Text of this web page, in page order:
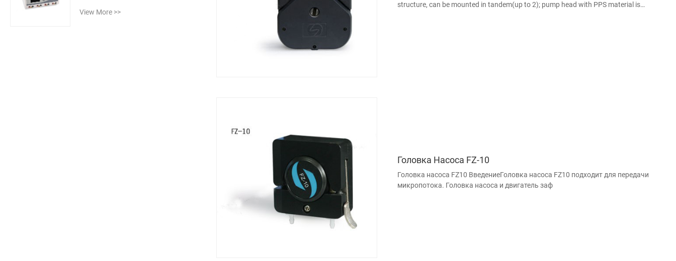
View More >>
structure, can be mounted in tandem(up to 2); pump head with PPS material is
Головка Насоса FZ-10
Головка насоса FZ10 ВведениеГоловка насоса FZ10 подходит для передачи
микропотока. Головка насоса и двигатель заф